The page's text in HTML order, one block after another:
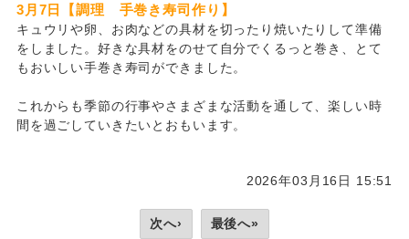
3月7日【調理 手巻き寿司作り】
キュウリや卵、お肉などの具材を切ったり焼いたりして準備
をしました。好きな具材をのせて自分でくるっと巻き、とて
もおいしい手巻き寿司ができました。
これからも季節の行事やさまざまな活動を通して、楽しい時
間を過ごしていきたいとおもいます。
2026年03月16日 15:51
次へ› 最後へ»